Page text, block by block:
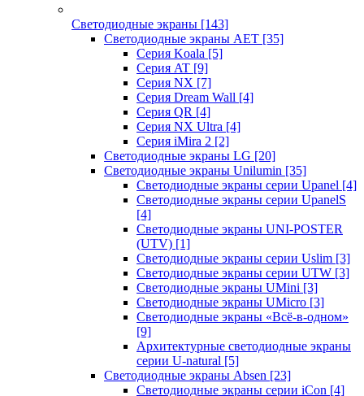
Светодиодные экраны [143]
Светодиодные экраны AET [35]
Cерия Koala [5]
Серия AT [9]
Серия NX [7]
Серия Dream Wall [4]
Серия QR [4]
Серия NX Ultra [4]
Серия iMira 2 [2]
Светодиодные экраны LG [20]
Светодиодные экраны Unilumin [35]
Светодиодные экраны серии Upanel [4]
Светодиодные экраны серии UpanelS
[4]
Светодиодные экраны UNI-POSTER
(UTV) [1]
Светодиодные экраны серии Uslim [3]
Светодиодные экраны серии UTW [3]
Светодиодные экраны UMini [3]
Светодиодные экраны UMicro [3]
Светодиодные экраны «Всё-в-одном»
[9]
Архитектурные светодиодные экраны
серии U-natural [5]
Светодиодные экраны Absen [23]
Светодиодные экраны серии iCon [4]